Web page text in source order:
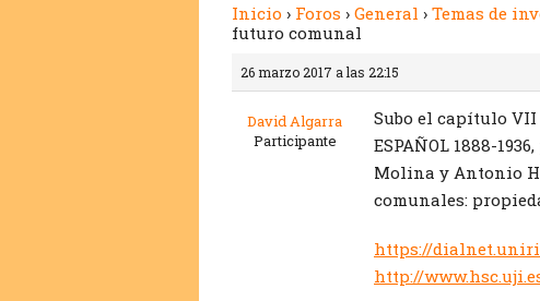
Inicio › Foros › General › Temas de
futuro comunal
26 marzo 2017 a las 22:15
David Algarra
Participante
Subo el capítulo VII
ESPAÑOL 1888-
Molina y Antonio
comunales:
https://
http://